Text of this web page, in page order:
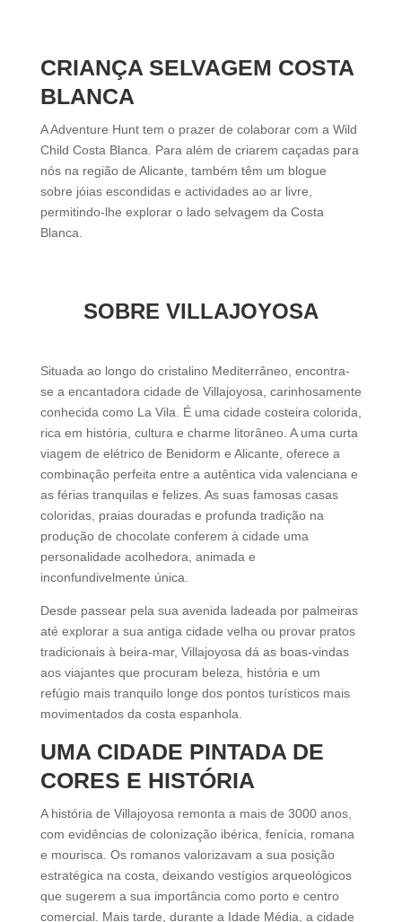
CRIANÇA SELVAGEM COSTA
BLANCA
A Adventure Hunt tem o prazer de colaborar com a Wild
Child Costa Blanca. Para além de criarem caçadas para
nós na região de Alicante, também têm um blogue
sobre jóias escondidas e actividades ao ar livre,
permitindo-lhe explorar o lado selvagem da Costa
Blanca.
SOBRE VILLAJOYOSA
Situada ao longo do cristalino Mediterrâneo, encontra-
se a encantadora cidade de Villajoyosa, carinhosamente
conhecida como La Vila. É uma cidade costeira colorida,
rica em história, cultura e charme litorâneo. A uma curta
viagem de elétrico de Benidorm e Alicante, oferece a
combinação perfeita entre a autêntica vida valenciana e
as férias tranquilas e felizes. As suas famosas casas
coloridas, praias douradas e profunda tradição na
produção de chocolate conferem à cidade uma
personalidade acolhedora, animada e
inconfundivelmente única.
Desde passear pela sua avenida ladeada por palmeiras
até explorar a sua antiga cidade velha ou provar pratos
tradicionais à beira-mar, Villajoyosa dá as boas-vindas
aos viajantes que procuram beleza, história e um
refúgio mais tranquilo longe dos pontos turísticos mais
movimentados da costa espanhola.
UMA CIDADE PINTADA DE
CORES E HISTÓRIA
A história de Villajoyosa remonta a mais de 3000 anos,
com evidências de colonização ibérica, fenícia, romana
e mourisca. Os romanos valorizavam a sua posição
estratégica na costa, deixando vestígios arqueológicos
que sugerem a sua importância como porto e centro
comercial. Mais tarde, durante a Idade Média, a cidade